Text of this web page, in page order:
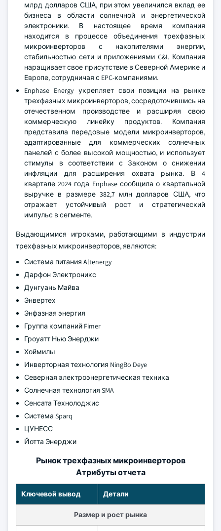
млрд долларов США, при этом увеличился вклад ее
бизнеса в области солнечной и энергетической
электроники. В настоящее время компания
находится в процессе объединения трехфазных
микроинверторов с накопителями энергии,
стабильностью сети и приложениями C&I. Компания
наращивает свое присутствие в Северной Америке и
Европе, сотрудничая с EPC-компаниями.
Enphase Energy укрепляет свои позиции на рынке
трехфазных микроинверторов, сосредоточившись на
отечественном производстве и расширяя свою
коммерческую линейку продуктов. Компания
представила передовые модели микроинверторов,
адаптированные для коммерческих солнечных
панелей с более высокой мощностью, и использует
стимулы в соответствии с Законом о снижении
инфляции для расширения охвата рынка. В 4
квартале 2024 года Enphase сообщила о квартальной
выручке в размере 382,7 млн долларов США, что
отражает устойчивый рост и стратегический
импульс в сегменте.
Выдающимися игроками, работающими в индустрии
трехфазных микроинверторов, являются:
Система питания Altenergy
Дарфон Электроникс
Дунгуань Майва
Энвертех
Энфазная энергия
Группа компаний Fimer
Гроуатт Нью Энерджи
Хоймилы
Инверторная технология NingBo Deye
Северная электроэнергетическая техника
Солнечная технология SMA
Сенсата Технолоджис
Система Sparq
ЦУНЕСС
Йотта Энерджи
Рынок трехфазных микроинверторов
Атрибуты отчета
Ключевой вывод Детали
Размер и рост рынка